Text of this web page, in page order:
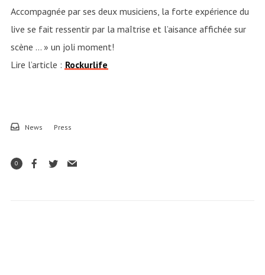
Accompagnée par ses deux musiciens, la forte expérience du
live se fait ressentir par la maîtrise et l’aisance affichée sur
scène … » un joli moment!
Lire l’article : Rockurlife
News Press
0